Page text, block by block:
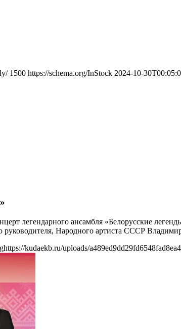
1500 https://schema.org/InStock 2024-10-
легендарного ансамбля «Белорусские
Народного артиста СССР
https://kudaekb.ru/uploads/